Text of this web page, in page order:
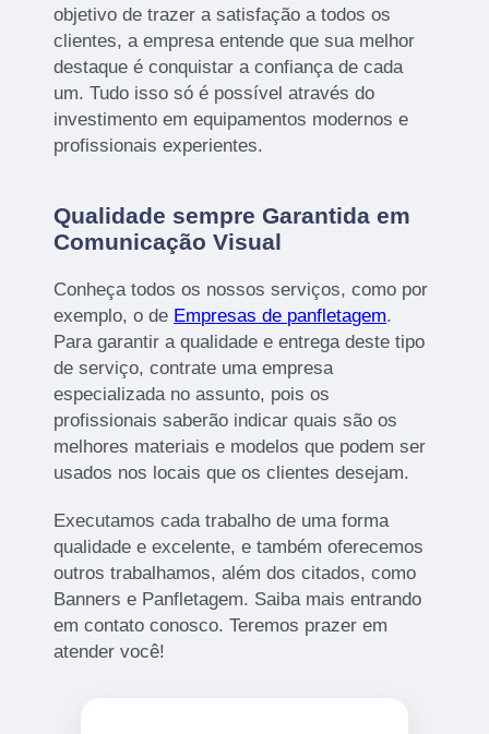
objetivo de trazer a satisfação a todos os
clientes, a empresa entende que sua melhor
destaque é conquistar a confiança de cada
um. Tudo isso só é possível através do
investimento em equipamentos modernos e
profissionais experientes.
Qualidade sempre Garantida em
Comunicação Visual
Conheça todos os nossos serviços, como por
exemplo, o de Empresas de panfletagem.
Para garantir a qualidade e entrega deste tipo
de serviço, contrate uma empresa
especializada no assunto, pois os
profissionais saberão indicar quais são os
melhores materiais e modelos que podem ser
usados nos locais que os clientes desejam.
Executamos cada trabalho de uma forma
qualidade e excelente, e também oferecemos
outros trabalhamos, além dos citados, como
Banners e Panfletagem. Saiba mais entrando
em contato conosco. Teremos prazer em
atender você!